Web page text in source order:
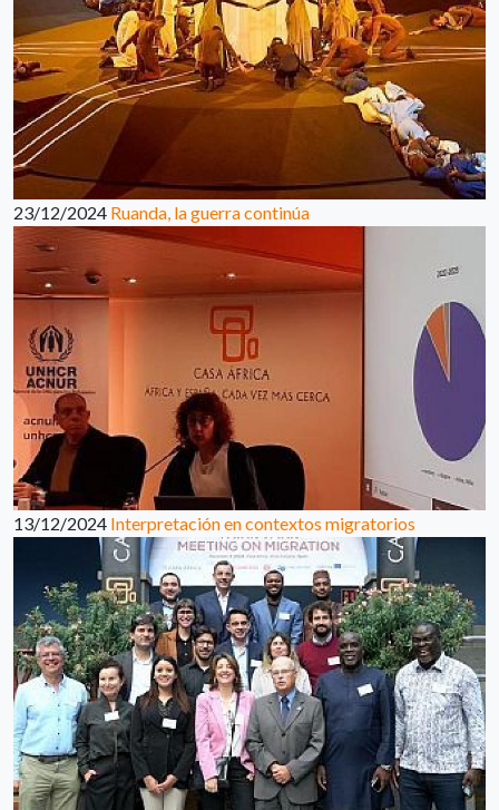
23/12/2024 Ruanda, la guerra continúa
13/12/2024 Interpretación en contextos migratorios